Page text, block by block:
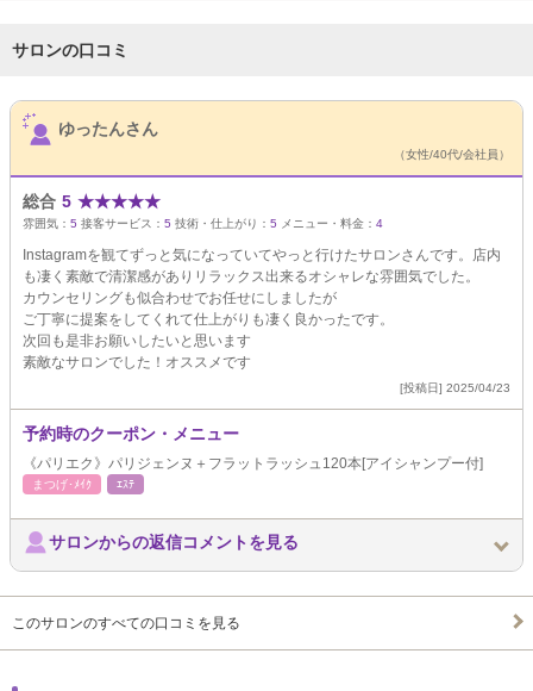
サロンの口コミ
サロンPick Up
ゆったんさん
（女性/40代/会社員）
総合 5 ★★★★★
雰囲気： 5 接客サービス： 5 技術・仕上がり： 5 メニュー・料金： 4
Instagramを観てずっと気になっていてやっと行けたサロンさんです。店内
も凄く素敵で清潔感がありリラックス出来るオシャレな雰囲気でした。
カウンセリングも似合わせでお任せにしましたが
ご丁寧に提案をしてくれて仕上がりも凄く良かったです。
次回も是非お願いしたいと思います
素敵なサロンでした！オススメです
[投稿日] 2025/04/23
予約時のクーポン・メニュー
《パリエク》パリジェンヌ＋フラットラッシュ120本[アイシャンプー付]
まつげ･ﾒｲｸ ｴｽﾃ
サロンからの返信コメントを見る
このサロンのすべての口コミを見る